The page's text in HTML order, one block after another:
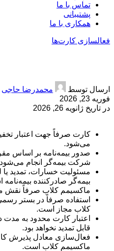
تماس با ما
پشتیبانی
همکاری با ما
فعالسازی کارت‌ها
ارسال توسط
محمدرضا حاجی
فوریه 23, 2026
در تاریخ ژانویه 26, 2026
کارت صرفاً جهت اعتبار
می‌شود.
صدور بیمه‌نامه بر اساس
شرکت بیمه‌گر انجام
مسئولیت خسارات، تمدید
بیمه‌گر صادرکننده
ماکسیمم کلاب صرفاً نقش
استفاده صرفاً در بستر
کلاب مجاز است.
اعتبار کارت محدود به
قابل تمدید نخواهد بود.
فعال‌سازی معادل پذیرش
ماکسیمم کلاب است.